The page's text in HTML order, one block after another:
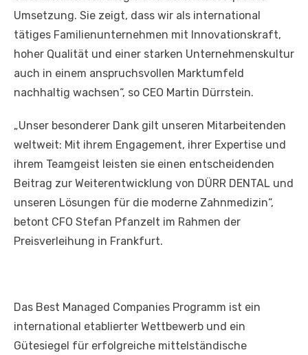
Umsetzung. Sie zeigt, dass wir als international
tätiges Familienunternehmen mit Innovationskraft,
hoher Qualität und einer starken Unternehmenskultur
auch in einem anspruchsvollen Marktumfeld
nachhaltig wachsen“, so CEO Martin Dürrstein.
„Unser besonderer Dank gilt unseren Mitarbeitenden
weltweit: Mit ihrem Engagement, ihrer Expertise und
ihrem Teamgeist leisten sie einen entscheidenden
Beitrag zur Weiterentwicklung von DÜRR DENTAL und
unseren Lösungen für die moderne Zahnmedizin“,
betont CFO Stefan Pfanzelt im Rahmen der
Preisverleihung in Frankfurt.
Das Best Managed Companies Programm ist ein
international etablierter Wettbewerb und ein
Gütesiegel für erfolgreiche mittelständische